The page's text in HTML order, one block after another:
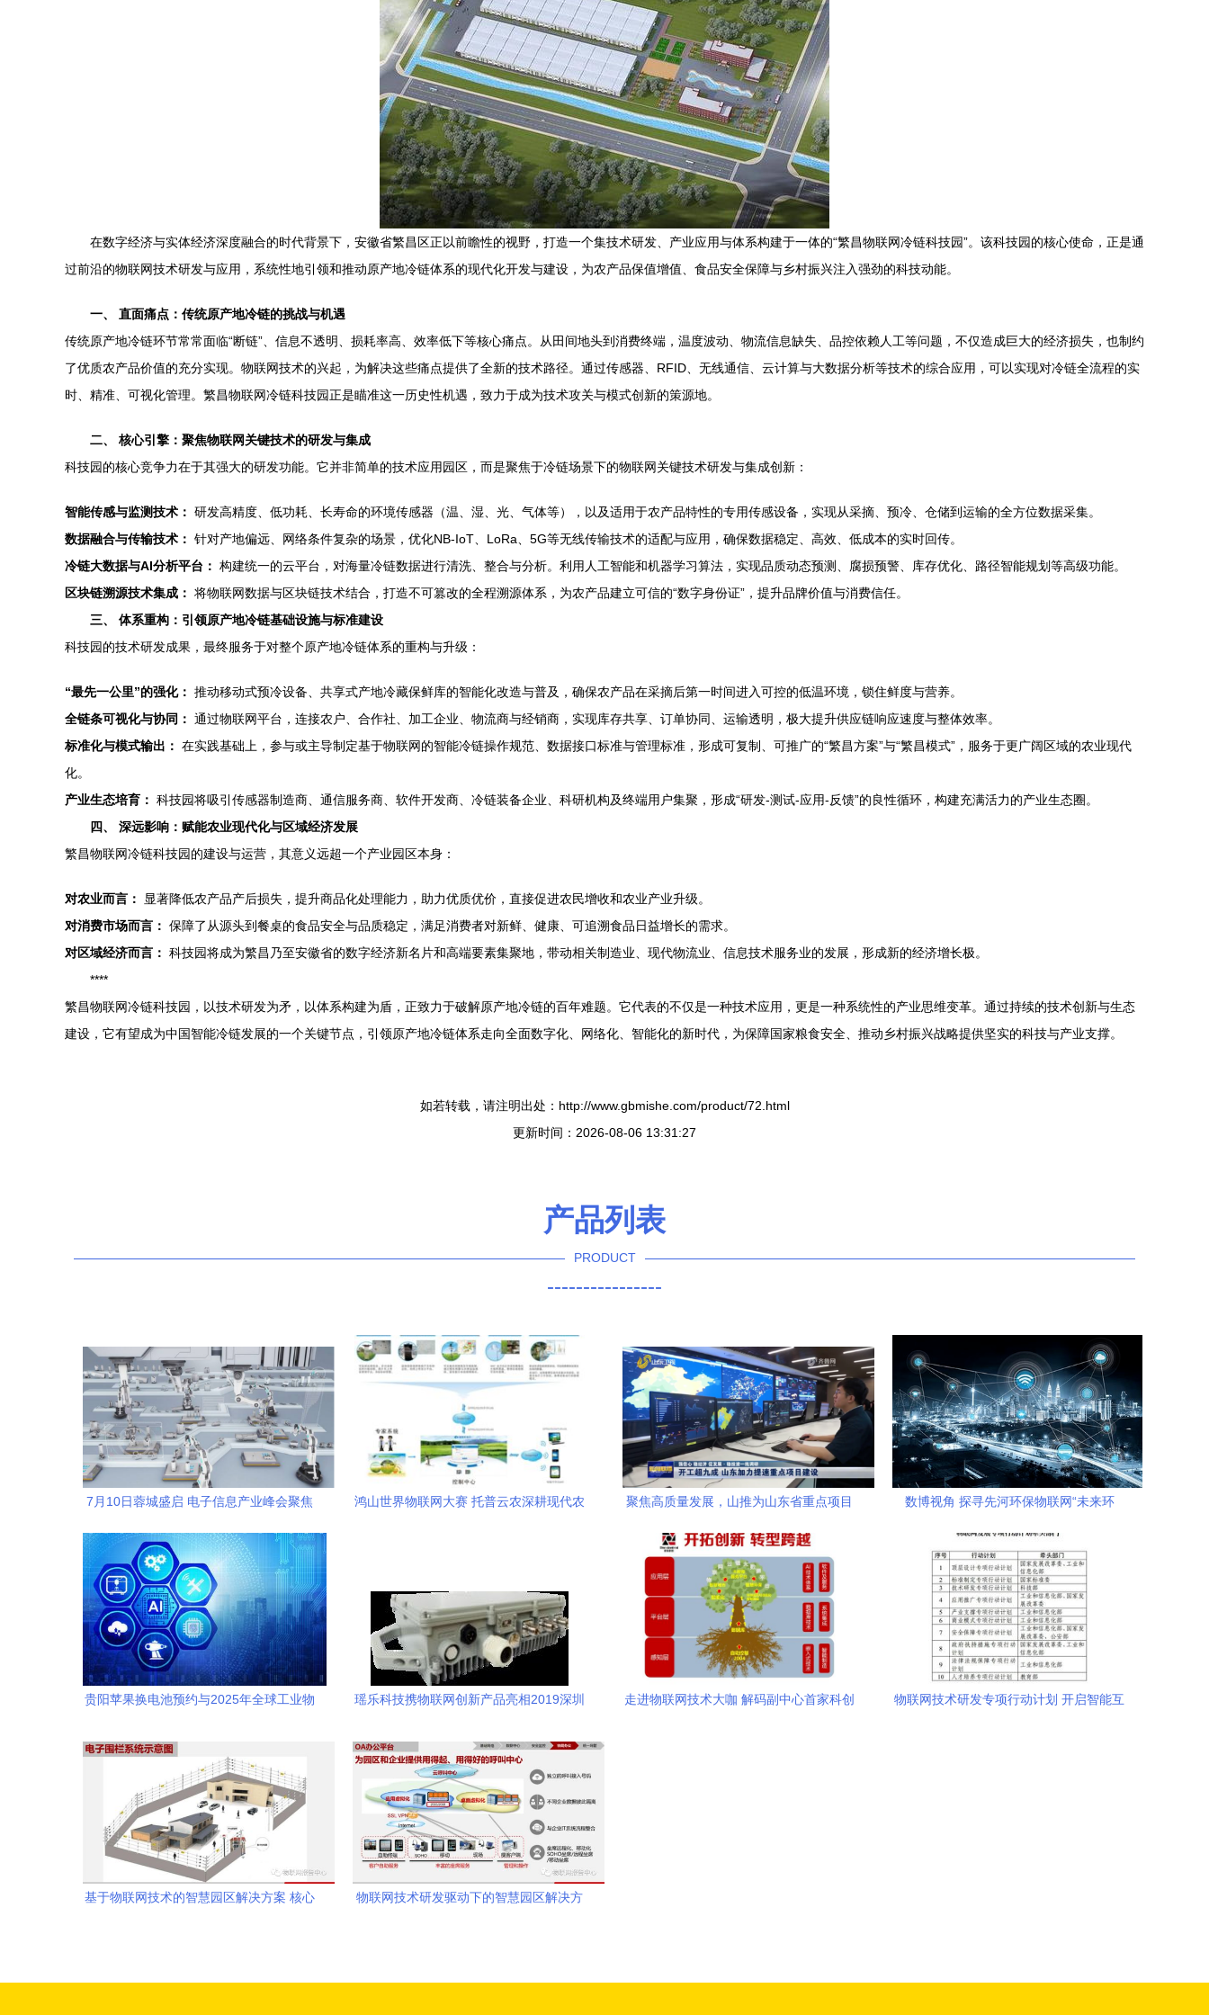
在数字经济与实体经济深度融合的时代背景下，安徽省繁昌区正以前瞻性的视野，打造一个集技术研发、产业应用与体系构建于一体的“繁昌物联网冷链科技园”。该科技园的核心使命，正是通
过前沿的物联网技术研发与应用，系统性地引领和推动原产地冷链体系的现代化开发与建设，为农产品保值增值、食品安全保障与乡村振兴注入强劲的科技动能。
一、 直面痛点：传统原产地冷链的挑战与机遇
传统原产地冷链环节常常面临“断链”、信息不透明、损耗率高、效率低下等核心痛点。从田间地头到消费终端，温度波动、物流信息缺失、品控依赖人工等问题，不仅造成巨大的经济损失，也制约
了优质农产品价值的充分实现。物联网技术的兴起，为解决这些痛点提供了全新的技术路径。通过传感器、RFID、无线通信、云计算与大数据分析等技术的综合应用，可以实现对冷链全流程的实
时、精准、可视化管理。繁昌物联网冷链科技园正是瞄准这一历史性机遇，致力于成为技术攻关与模式创新的策源地。
二、 核心引擎：聚焦物联网关键技术的研发与集成
科技园的核心竞争力在于其强大的研发功能。它并非简单的技术应用园区，而是聚焦于冷链场景下的物联网关键技术研发与集成创新：
智能传感与监测技术： 研发高精度、低功耗、长寿命的环境传感器（温、湿、光、气体等），以及适用于农产品特性的专用传感设备，实现从采摘、预冷、仓储到运输的全方位数据采集。
数据融合与传输技术： 针对产地偏远、网络条件复杂的场景，优化NB-IoT、LoRa、5G等无线传输技术的适配与应用，确保数据稳定、高效、低成本的实时回传。
冷链大数据与AI分析平台： 构建统一的云平台，对海量冷链数据进行清洗、整合与分析。利用人工智能和机器学习算法，实现品质动态预测、腐损预警、库存优化、路径智能规划等高级功能。
区块链溯源技术集成： 将物联网数据与区块链技术结合，打造不可篡改的全程溯源体系，为农产品建立可信的“数字身份证”，提升品牌价值与消费信任。
三、 体系重构：引领原产地冷链基础设施与标准建设
科技园的技术研发成果，最终服务于对整个原产地冷链体系的重构与升级：
“最先一公里”的强化： 推动移动式预冷设备、共享式产地冷藏保鲜库的智能化改造与普及，确保农产品在采摘后第一时间进入可控的低温环境，锁住鲜度与营养。
全链条可视化与协同： 通过物联网平台，连接农户、合作社、加工企业、物流商与经销商，实现库存共享、订单协同、运输透明，极大提升供应链响应速度与整体效率。
标准化与模式输出： 在实践基础上，参与或主导制定基于物联网的智能冷链操作规范、数据接口标准与管理标准，形成可复制、可推广的“繁昌方案”与“繁昌模式”，服务于更广阔区域的农业现代
化。
产业生态培育： 科技园将吸引传感器制造商、通信服务商、软件开发商、冷链装备企业、科研机构及终端用户集聚，形成“研发-测试-应用-反馈”的良性循环，构建充满活力的产业生态圈。
四、 深远影响：赋能农业现代化与区域经济发展
繁昌物联网冷链科技园的建设与运营，其意义远超一个产业园区本身：
对农业而言：
显著降低农产品产后损失，提升商品化处理能力，助力优质优价，直接促进农民增收和农业产业升级。
对消费市场而言： 保障了从源头到餐桌的食品安全与品质稳定，满足消费者对新鲜、健康、可追溯食品日益增长的需求。
对区域经济而言： 科技园将成为繁昌乃至安徽省的数字经济新名片和高端要素集聚地，带动相关制造业、现代物流业、信息技术服务业的发展，形成新的经济增长极。
****
繁昌物联网冷链科技园，以技术研发为矛，以体系构建为盾，正致力于破解原产地冷链的百年难题。它代表的不仅是一种技术应用，更是一种系统性的产业思维变革。通过持续的技术创新与生态
建设，它有望成为中国智能冷链发展的一个关键节点，引领原产地冷链体系走向全面数字化、网络化、智能化的新时代，为保障国家粮食安全、推动乡村振兴战略提供坚实的科技与产业支撑。
如若转载，请注明出处：http://www.gbmishe.com/product/72.html
更新时间：2026-08-06 13:31:27
产品列表
PRODUCT
----------------
7月10日蓉城盛启 电子信息产业峰会聚焦
鸿山世界物联网大赛 托普云农深耕现代农
聚焦高质量发展，山推为山东省重点项目
数博视角 探寻先河环保物联网“未来环
贵阳苹果换电池预约与2025年全球工业物
瑶乐科技携物联网创新产品亮相2019深圳
走进物联网技术大咖 解码副中心首家科创
物联网技术研发专项行动计划 开启智能互
基于物联网技术的智慧园区解决方案 核心
物联网技术研发驱动下的智慧园区解决方